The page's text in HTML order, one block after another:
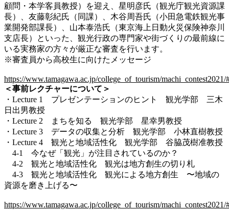
顧問・本学客員教授）を迎え、星明彦氏（観光庁観光資源課
長）、友藤彰紀氏（同課）、木谷周吾氏（小田急電鉄観光事
業開発部課長）、山本泰浩氏（東京海上日動火災保険神奈川
支店長）といった、観光行政の専門家や街づくりの最前線に
いる実務家の方々が厳正な審査を行います。
※審査員から高校生に向けたメッセージ
https://www.tamagawa.ac.jp/college_of_tourism/machi_contest2021/
＜事前レクチャーについて＞
・Lecture 1 プレゼンテーションのヒント 観光学部 三木
日出男教授
・Lecture 2 まちを知る 観光学部 星幸男教授
・Lecture 3 データの収集と分析 観光学部 小林直樹教授
・Lecture 4 観光と地域活性化 観光学部 谷脇茂樹准教授
4-1 今なぜ「観光」が注目されているのか？
4-2 観光と地域活性化 観光は地方創生の切り札
4-3 観光と地域活性化 観光による地方創生 〜地域の
資源を磨き上げる〜
https://www.tamagawa.ac.jp/college_of_tourism/machi_contest2021/